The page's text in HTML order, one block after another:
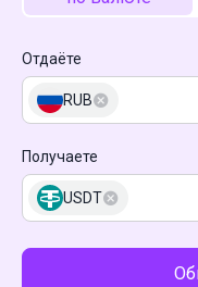
Отдаёте
RUB
Получаете
USDT